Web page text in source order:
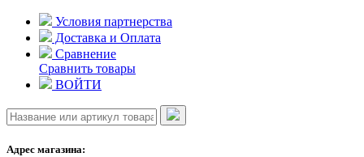
Skip
content
Условия партнерства
Доставка и Оплата
Сравнение
Сравнить товары
ВОЙТИ
Адрес магазина: